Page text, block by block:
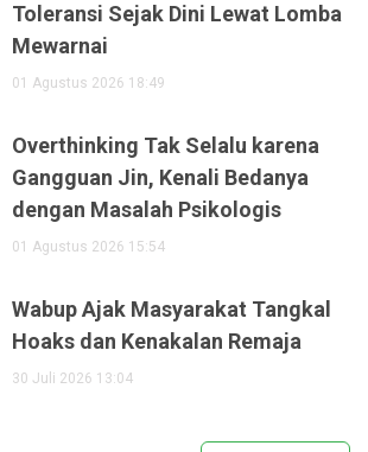
Toleransi Sejak Dini Lewat Lomba
Mewarnai
01 Agustus 2026 18:49
Overthinking Tak Selalu karena
Gangguan Jin, Kenali Bedanya
dengan Masalah Psikologis
01 Agustus 2026 15:54
Wabup Ajak Masyarakat Tangkal
Hoaks dan Kenakalan Remaja
30 Juli 2026 13:04